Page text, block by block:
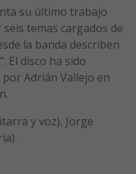
su último trabajo
temas cargados de
la banda describen
El disco ha sido
Adrián Vallejo en
y voz), Jorge